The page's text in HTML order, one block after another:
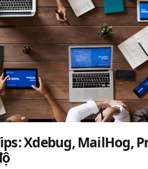
Xdebug, MailHog,